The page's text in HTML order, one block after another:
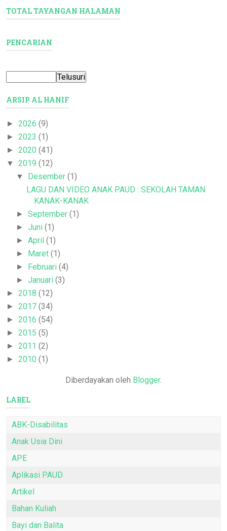
TOTAL TAYANGAN HALAMAN
PENCARIAN
ARSIP AL HANIF
► 2026 (9)
► 2023 (1)
► 2020 (41)
▼ 2019 (12)
▼ Desember(1)
LAGU DAN VIDEO ANAK PAUD : SEKOLAH TAMAN
KANAK-KANAK
►September(1)
►Juni(1)
►April(1)
► Maret(1)
► Februari(4)
►Januari(3)
► 2018 (12)
► 2017 (34)
► 2016 (54)
► 2015 (5)
► 2011 (2)
► 2010 (1)
Diberdayakan oleh Blogger.
LABEL
ABK-Disabilitas
Anak Usia Dini
APE
Aplikasi PAUD
Artikel
Bahan Kuliah
Bayi dan Balita